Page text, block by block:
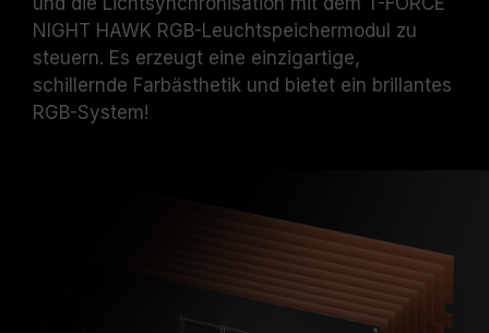
NIGHT HAWK RGB-Leuchtspeichermodul zu
steuern. Es erzeugt eine einzigartige,
schillernde Farbästhetik und bietet ein brillantes
RGB-System!